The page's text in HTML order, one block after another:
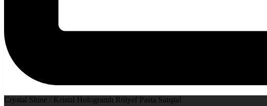
Crystal Shine / Kristal Hologramlı Rölyef Pasta Satışta!